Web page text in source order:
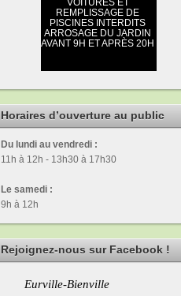
Horaires d’ouverture au public
Du lundi au vendredi :
11h à 12h - 13h30 à 17h30
Le samedi :
9h à 12h
Rejoignez-nous sur Facebook !
Eurville-Bienville